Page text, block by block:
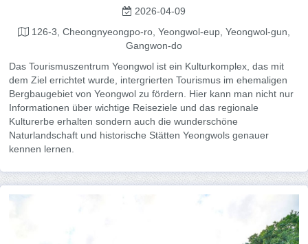
2026-04-09
126-3, Cheongnyeongpo-ro, Yeongwol-eup, Yeongwol-gun,
Gangwon-do
Das Tourismuszentrum Yeongwol ist ein Kulturkomplex, das mit
dem Ziel errichtet wurde, intergrierten Tourismus im ehemaligen
Bergbaugebiet von Yeongwol zu fördern. Hier kann man nicht nur
Informationen über wichtige Reiseziele und das regionale
Kulturerbe erhalten sondern auch die wunderschöne
Naturlandschaft und historische Stätten Yeongwols genauer
kennen lernen.